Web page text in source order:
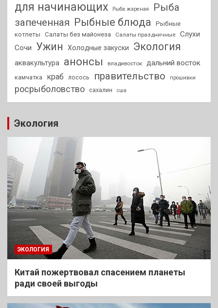
для начинающих
Рыба жареная
Рыба
запеченная Рыбные блюда
Рыбные
котлеты
Салаты без майонеза Салаты праздничные
Слухи
Сочи
Ужин Холодные закуски Экология
аквакультура анонсы владивосток дальний восток
камчатка краб лосось правительство прошивки
росрыболовство сахалин сша
Экология
ЭКОЛОГИЯ
Китай пожертвовал спасением планеты
ради своей выгоды